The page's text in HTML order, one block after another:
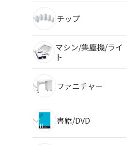
チップ
マシン/集塵機/ライ
ト
ファニチャー
書籍/DVD